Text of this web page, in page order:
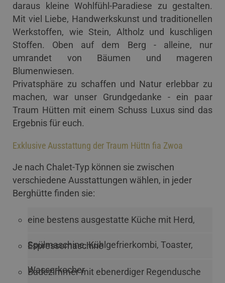
daraus kleine Wohlfühl-Paradiese zu gestalten.
Mit viel Liebe, Handwerkskunst und traditionellen
Werkstoffen, wie Stein, Altholz und kuschligen
Stoffen. Oben auf dem Berg - alleine, nur
umrandet von Bäumen und mageren
Blumenwiesen.
Privatsphäre zu schaffen und Natur erlebbar zu
machen, war unser Grundgedanke - ein paar
Traum Hütten mit einem Schuss Luxus sind das
Ergebnis für euch.
Exklusive Ausstattung der Traum Hüttn fia Zwoa
Je nach Chalet-Typ können sie zwischen
verschiedene Ausstattungen wählen, in jeder
Berghütte finden sie:
eine bestens ausgestatte Küche mit Herd,
Spülmaschine, Kühlgefrierkombi, Toaster,
Wasserkocher
Espressomaschine
Badezimmer mit ebenerdiger Regendusche